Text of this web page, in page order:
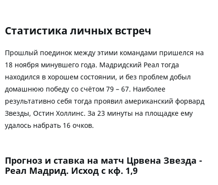
Статистика личных встреч
Прошлый поединок между этими командами пришелся на
18 ноября минувшего года. Мадридский Реал тогда
находился в хорошем состоянии, и без проблем добыл
домашнюю победу со счётом 79 – 67. Наиболее
результативно себя тогда проявил американский форвард
Звезды, Остин Холлинс. За 23 минуты на площадке ему
удалось набрать 16 очков.
Прогноз и ставка на матч Црвена Звезда -
Реал Мадрид. Исход с кф. 1,9